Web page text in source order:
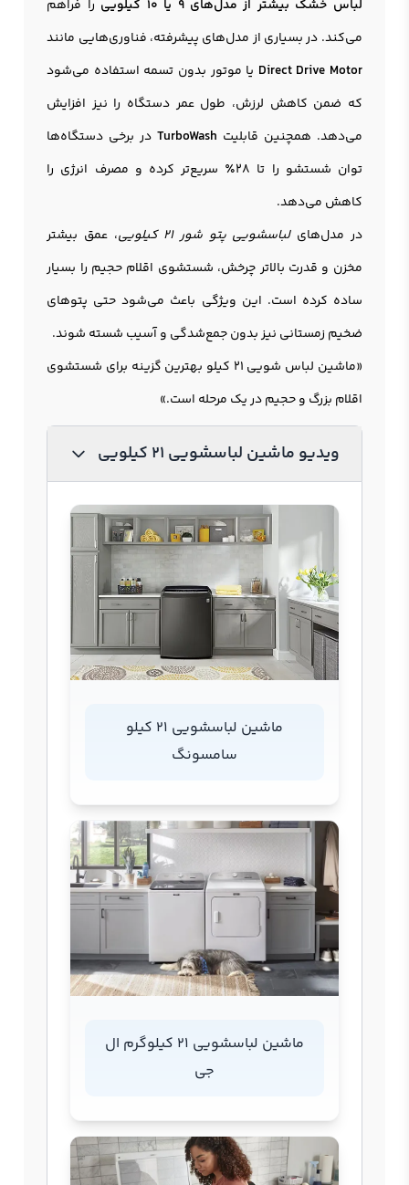
لباس خشک بیشتر از مدل‌های 9 یا 10 کیلویی
را فراهم
می‌کند. در بسیاری از مدل‌های پیشرفته، فناوری‌هایی مانند
Direct Drive Motor یا موتور بدون تسمه استفاده می‌شود
که ضمن کاهش لرزش، طول عمر دستگاه را نیز افزایش
می‌دهد. همچنین قابلیت TurboWash در برخی دستگاه‌ها
توان شستشو را تا ۲۸٪ سریع‌تر کرده و مصرف انرژی را
کاهش می‌دهد.
در مدل‌هایلباسشویی پتو شور 21 کیلویی
، عمق بیشتر
مخزن و قدرت بالاتر چرخش، شستشوی اقلام حجیم را بسیار
ساده کرده است. این ویژگی باعث می‌شود حتی پتوهای
ضخیم زمستانی نیز بدون جمع‌شدگی و آسیب شسته شوند.
«ماشین لباس شویی 21 کیلو بهترین گزینه برای شستشوی
اقلام بزرگ و حجیم در یک مرحله است.»
ویدیو ماشین لباسشویی 21 کیلویی
ماشین لباسشویی 21 کیلو
سامسونگ
ماشین لباسشویی 21 کیلوگرم ال
جی